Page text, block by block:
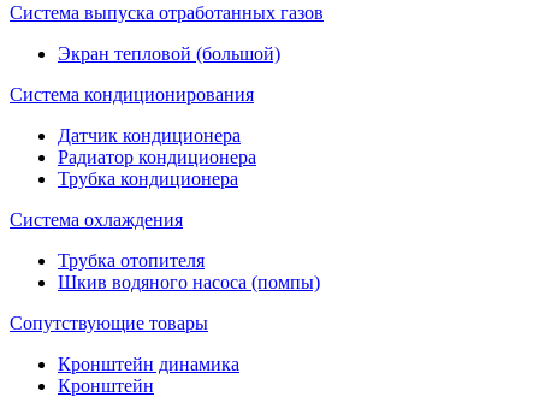
Система выпуска отработанных газов
Экран тепловой (большой)
Система кондиционирования
Датчик кондиционера
Радиатор кондиционера
Трубка кондиционера
Система охлаждения
Трубка отопителя
Шкив водяного насоса (помпы)
Сопутствующие товары
Кронштейн динамика
Кронштейн